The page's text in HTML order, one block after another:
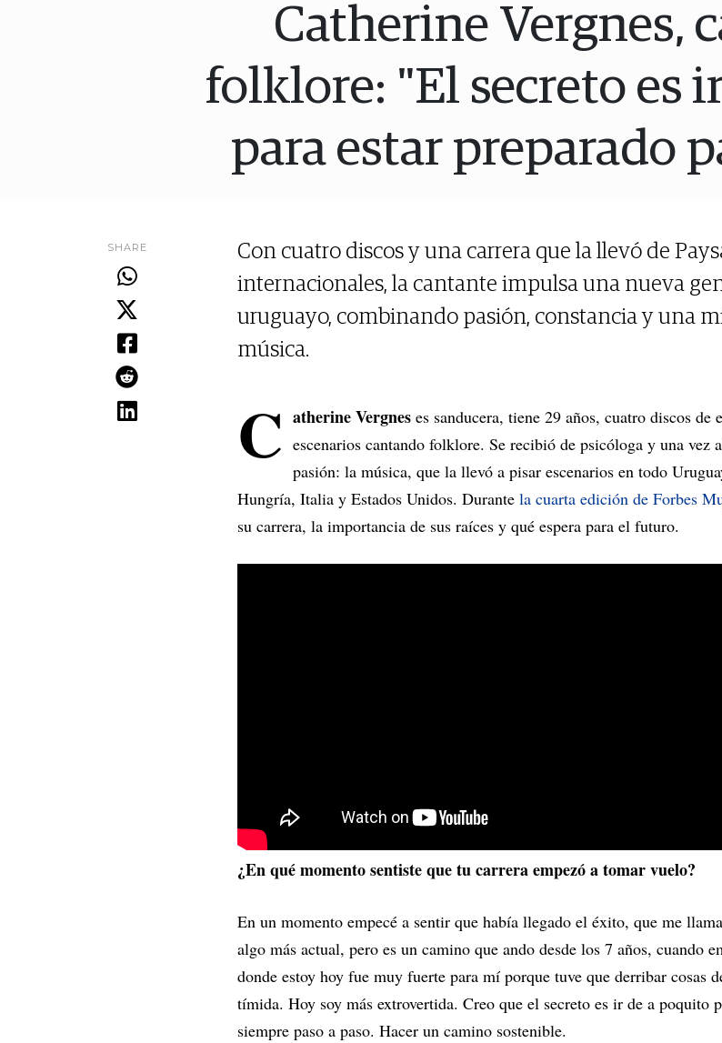
Catherine Vergnes,
folklore: "El secreto es
para estar preparado
SHARE
Con cuatro discos y una carrera que la llevó de
internacionales, la cantante impulsa una nueva
uruguayo, combinando pasión, constancia y una
música.
C atherine Vergnes es sanducera, tiene 29 años, cuatro discos de
escenarios cantando folklore. Se recibió de psicóloga y una vez
pasión: la música, que la llevó a pisar escenarios en todo
Hungría, Italia y Estados Unidos. Durante la cuarta edición de Forbes
su carrera, la importancia de sus raíces y qué espera para el futuro.
¿En qué momento sentiste que tu carrera empezó a tomar vuelo?
En un momento empecé a sentir que había llegado el éxito, que me
algo más actual, pero es un camino que ando desde los 7 años, cuando
donde estoy hoy fue muy fuerte para mí porque tuve que derribar cosas
tímida. Hoy soy más extrovertida. Creo que el secreto es ir de a poquito
siempre paso a paso. Hacer un camino sostenible.